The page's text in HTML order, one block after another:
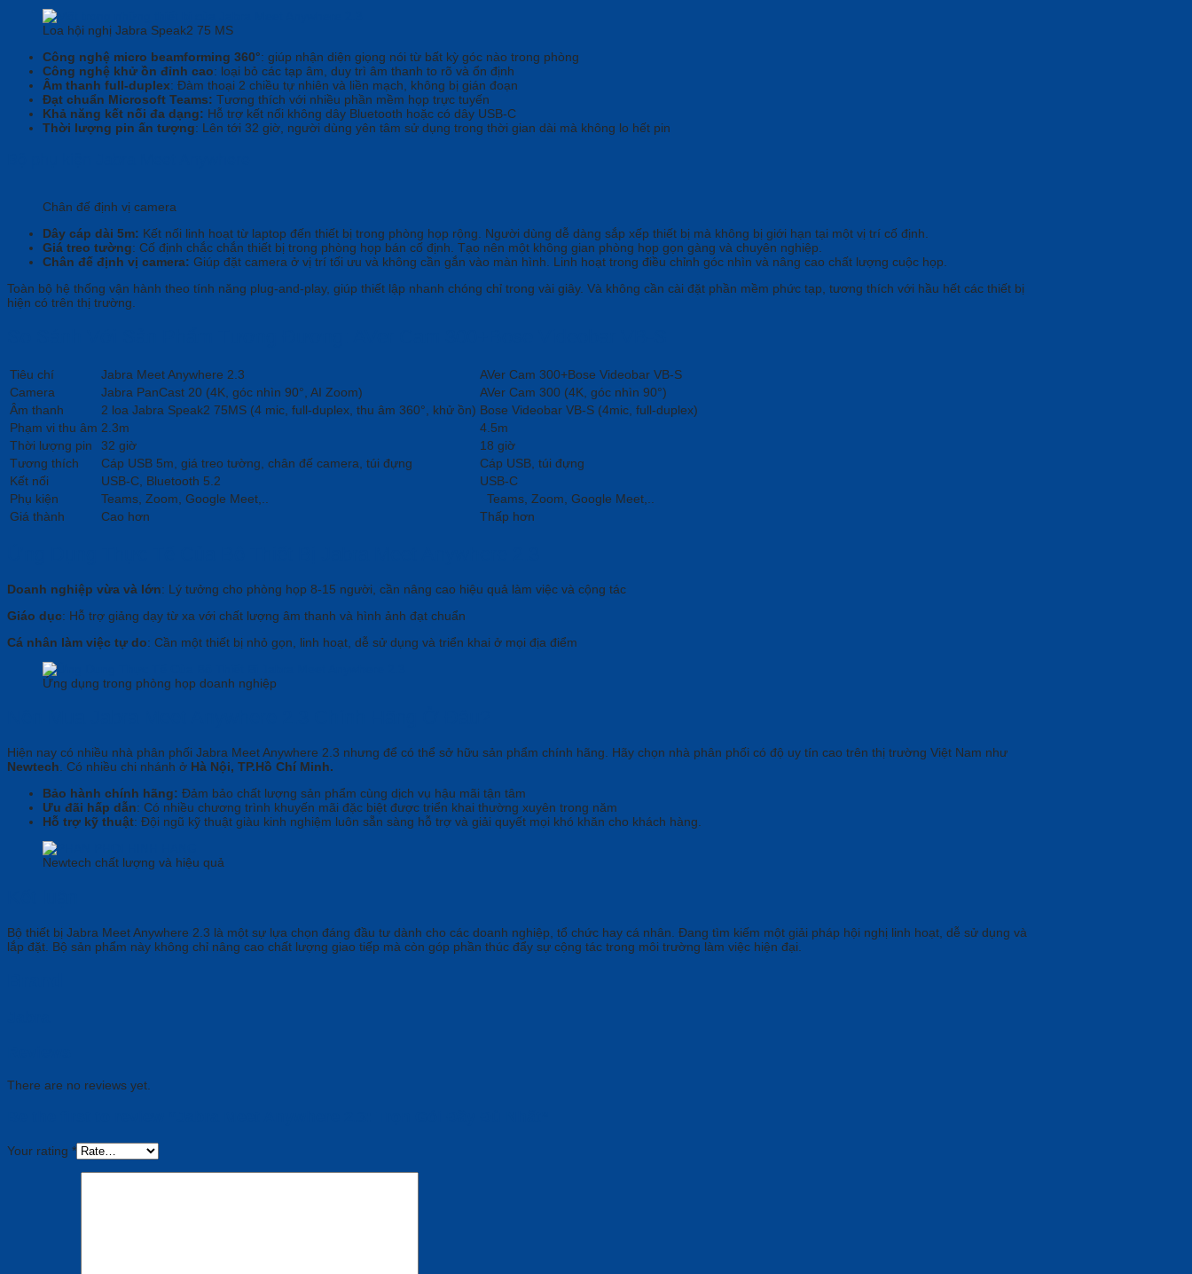
Loa hội nghị Jabra Speak2 75 MS
Công nghệ micro beamforming 360°: giúp nhận diện giọng nói từ bất kỳ góc nào trong phòng
Công nghệ khử ồn đỉnh cao: loại bỏ các tạp âm, duy trì âm thanh to rõ và ổn định
Âm thanh full-duplex: Đàm thoại 2 chiều tự nhiên và liền mạch, không bị gián đoạn
Đạt chuẩn Microsoft Teams: Tương thích với nhiều phần mềm họp trực tuyến
Khả năng kết nối đa dạng: Hỗ trợ kết nối không dây Bluetooth hoặc có dây USB-C
Thời lượng pin ấn tượng: Lên tới 32 giờ, người dùng yên tâm sử dụng trong thời gian dài mà không lo hết pin
Chân đế định vị camera
Dây cáp dài 5m: Kết nối linh hoạt từ laptop đến thiết bị trong phòng họp rộng. Người dùng dễ dàng sắp xếp thiết bị mà không bị giới hạn tại một vị trí cố định.
Giá treo tường: Cố định chắc chắn thiết bị trong phòng họp bán cố định. Tạo nên một không gian phòng họp gọn gàng và chuyên nghiệp.
Chân đế định vị camera: Giúp đặt camera ở vị trí tối ưu và không cần gắn vào màn hình. Linh hoạt trong điều chỉnh góc nhìn và nâng cao chất lượng cuộc họp.
Toàn bộ hệ thống vận hành theo tính năng plug-and-play, giúp thiết lập nhanh chóng chỉ trong vài giây. Và không cần cài đặt phần mềm phức tạp, tương thích với hầu hết các thiết bị
hiện có trên thị trường.
Tiêu chí Jabra Meet Anywhere 2.3
AVer Cam 300+Bose Videobar VB-S
Camera
Jabra PanCast 20 (4K, góc nhìn 90°, AI Zoom) AVer Cam 300 (4K, góc nhìn 90°)
Âm thanh
2 loa Jabra Speak2 75MS (4 mic, full-duplex, thu âm 360°, khử ồn) Bose Videobar VB-S (4mic, full-duplex)
Phạm vi thu âm 2.3m
4.5m
Thời lượng pin
32 giờ
18 giờ
Tương thích
Cáp USB 5m, giá treo tường, chân đế camera, túi đựng
Cáp USB, túi đựng
Kết nối
USB-C, Bluetooth 5.2
USB-C
Phụ kiện
Teams, Zoom, Google Meet,..
Teams, Zoom, Google Meet,..
Giá thành
Cao hơn Thấp hơn
Doanh nghiệp vừa và lớn: Lý tưởng cho phòng họp 8-15 người, cần nâng cao hiệu quả làm việc và cộng tác
Giáo dục: Hỗ trợ giảng dạy từ xa với chất lượng âm thanh và hình ảnh đạt chuẩn
Cá nhân làm việc tự do: Cần một thiết bị nhỏ gọn, linh hoạt, dễ sử dụng và triển khai ở mọi địa điểm
Ứng dụng trong phòng họp doanh nghiệp
Hiện nay có nhiều nhà phân phối Jabra Meet Anywhere 2.3 nhưng để có thể sở hữu sản phẩm chính hãng. Hãy chọn nhà phân phối có độ uy tín cao trên thị trường Việt Nam như
Newtech. Có nhiều chi nhánh ở Hà Nội, TP.Hồ Chí Minh.
Bảo hành chính hãng: Đảm bảo chất lượng sản phẩm cùng dịch vụ hậu mãi tận tâm
Ưu đãi hấp dẫn: Có nhiều chương trình khuyến mãi đặc biệt được triển khai thường xuyên trong năm
Hỗ trợ kỹ thuật: Đội ngũ kỹ thuật giàu kinh nghiệm luôn sẵn sàng hỗ trợ và giải quyết mọi khó khăn cho khách hàng.
Newtech chất lượng và hiệu quả
Bộ thiết bị Jabra Meet Anywhere 2.3 là một sự lựa chọn đáng đầu tư dành cho các doanh nghiệp, tổ chức hay cá nhân. Đang tìm kiếm một giải pháp hội nghị linh hoạt, dễ sử dụng và
lắp đặt. Bộ sản phẩm này không chỉ nâng cao chất lượng giao tiếp mà còn góp phần thúc đẩy sự cộng tác trong môi trường làm việc hiện đại.
There are no reviews yet.
Your rating *